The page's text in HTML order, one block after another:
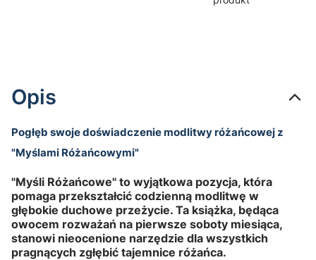
Opis
Pogłęb swoje doświadczenie modlitwy różańcowej z
"Myślami Różańcowymi"
"Myśli Różańcowe" to wyjątkowa pozycja, która
pomaga przekształcić codzienną modlitwę w
głębokie duchowe przeżycie. Ta książka, będąca
owocem rozważań na pierwsze soboty miesiąca,
stanowi nieocenione narzędzie dla wszystkich
pragnących zgłębić tajemnice różańca.